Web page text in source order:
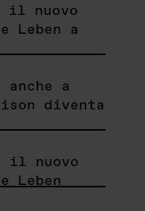
il nuovo
Leben a
anche a
diventa
il nuovo
Leben